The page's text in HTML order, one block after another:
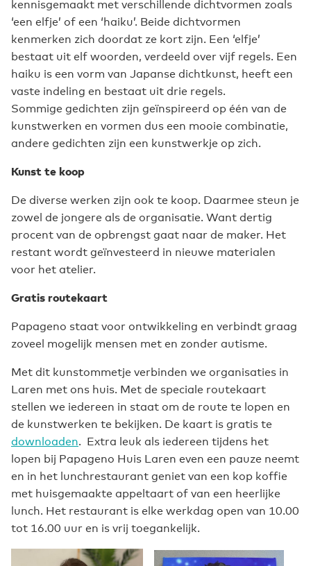
kennisgemaakt met verschillende dichtvormen zoals
‘een elfje’ of een ‘haiku’. Beide dichtvormen
kenmerken zich doordat ze kort zijn. Een ‘elfje’
bestaat uit elf woorden, verdeeld over vijf regels. Een
haiku is een vorm van Japanse dichtkunst, heeft een
vaste indeling en bestaat uit drie regels.
Sommige gedichten zijn geïnspireerd op één van de
kunstwerken en vormen dus een mooie combinatie,
andere gedichten zijn een kunstwerkje op zich.
Kunst te koop
De diverse werken zijn ook te koop. Daarmee steun je
zowel de jongere als de organisatie. Want dertig
procent van de opbrengst gaat naar de maker. Het
restant wordt geïnvesteerd in nieuwe materialen
voor het atelier.
Gratis routekaart
Papageno staat voor ontwikkeling en verbindt graag
zoveel mogelijk mensen met en zonder autisme.
Met dit kunstommetje verbinden we organisaties in
Laren met ons huis. Met de speciale routekaart
stellen we iedereen in staat om de route te lopen en
de kunstwerken te bekijken. De kaart is gratis te
downloaden. Extra leuk als iedereen tijdens het
lopen bij Papageno Huis Laren even een pauze neemt
en in het lunchrestaurant geniet van een kop koffie
met huisgemaakte appeltaart of van een heerlijke
lunch. Het restaurant is elke werkdag open van 10.00
tot 16.00 uur en is vrij toegankelijk.